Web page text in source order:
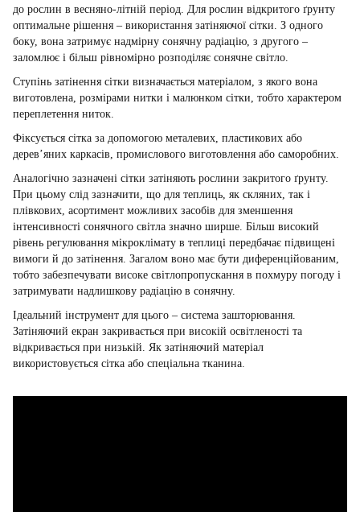
до рослин в весняно-літній період. Для рослин відкритого ґрунту
оптимальне рішення – використання затіняючої сітки. З одного
боку, вона затримує надмірну сонячну радіацію, з другого –
заломлює і більш рівномірно розподіляє сонячне світло.
Ступінь затінення сітки визначається матеріалом, з якого вона
виготовлена, розмірами нитки і малюнком сітки, тобто характером
переплетення ниток.
Фіксується сітка за допомогою металевих, пластикових або
дерев’яних каркасів, промислового виготовлення або саморобних.
Аналогічно зазначені сітки затіняють рослини закритого ґрунту.
При цьому слід зазначити, що для теплиць, як скляних, так і
плівкових, асортимент можливих засобів для зменшення
інтенсивності сонячного світла значно ширше. Більш високий
рівень регулювання мікроклімату в теплиці передбачає підвищені
вимоги й до затінення. Загалом воно має бути диференційованим,
тобто забезпечувати високе світлопропускання в похмуру погоду і
затримувати надлишкову радіацію в сонячну.
Ідеальний інструмент для цього – система зашторювання.
Затіняючий екран закривається при високій освітленості та
відкривається при низькій. Як затіняючий матеріал
використовується сітка або спеціальна тканина.